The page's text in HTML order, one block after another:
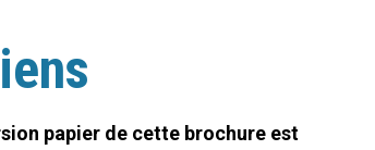
papier de cette brochure est